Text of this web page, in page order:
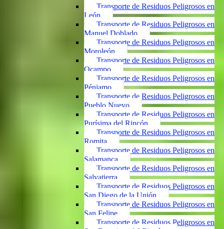
Transporte de Residuos Peligrosos en
León
Transporte de Residuos Peligrosos en
Manuel Doblado
Transporte de Residuos Peligrosos en
Moroleón
Transporte de Residuos Peligrosos en
Ocampo
Transporte de Residuos Peligrosos en
Pénjamo
Transporte de Residuos Peligrosos en
Pueblo Nuevo
Transporte de Residuos Peligrosos en
Purísima del Rincón
Transporte de Residuos Peligrosos en
Romita
Transporte de Residuos Peligrosos en
Salamanca
Transporte de Residuos Peligrosos en
Salvatierra
Transporte de Residuos Peligrosos en
San Diego de la Unión
Transporte de Residuos Peligrosos en
San Felipe
Transporte de Residuos Peligrosos en